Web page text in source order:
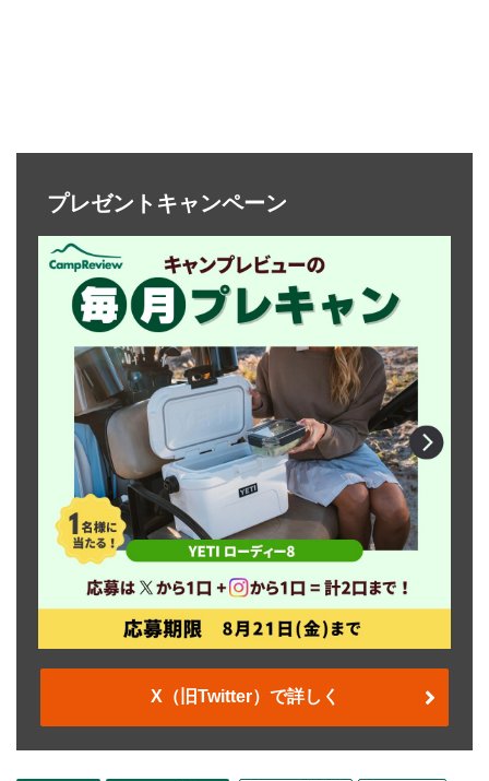
プレゼントキャンペーン
X（旧Twitter）で詳しく